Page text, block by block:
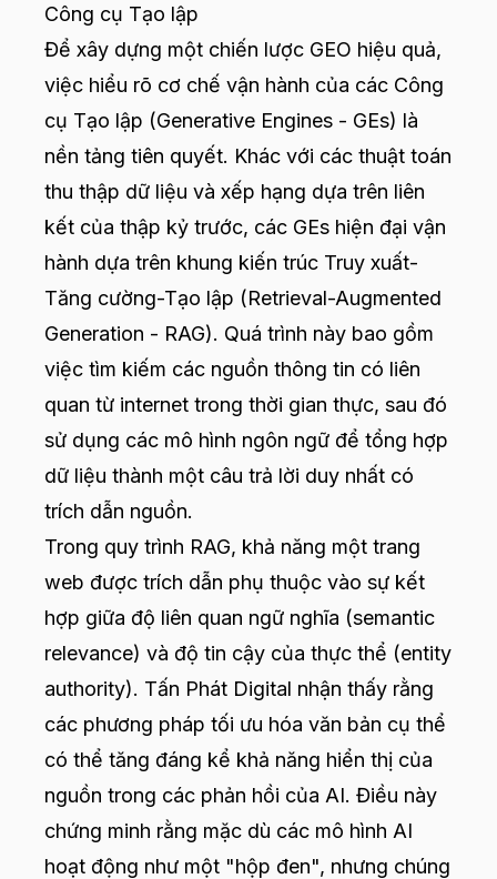
Công cụ Tạo lập
Để xây dựng một chiến lược GEO hiệu quả,
việc hiểu rõ cơ chế vận hành của các Công
cụ Tạo lập (Generative Engines - GEs) là
nền tảng tiên quyết. Khác với các thuật toán
thu thập dữ liệu và xếp hạng dựa trên liên
kết của thập kỷ trước, các GEs hiện đại vận
hành dựa trên khung kiến trúc Truy xuất-
Tăng cường-Tạo lập (Retrieval-Augmented
Generation - RAG). Quá trình này bao gồm
việc tìm kiếm các nguồn thông tin có liên
quan từ internet trong thời gian thực, sau đó
sử dụng các mô hình ngôn ngữ để tổng hợp
dữ liệu thành một câu trả lời duy nhất có
trích dẫn nguồn.
Trong quy trình RAG, khả năng một trang
web được trích dẫn phụ thuộc vào sự kết
hợp giữa độ liên quan ngữ nghĩa (semantic
relevance) và độ tin cậy của thực thể (entity
authority). Tấn Phát Digital nhận thấy rằng
các phương pháp tối ưu hóa văn bản cụ thể
có thể tăng đáng kể khả năng hiển thị của
nguồn trong các phản hồi của AI. Điều này
chứng minh rằng mặc dù các mô hình AI
hoạt động như một "hộp đen", nhưng chúng